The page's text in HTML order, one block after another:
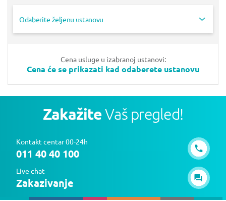
Odaberite željenu ustanovu
Cena usluge u izabranoj ustanovi:
Cena će se prikazati kad odaberete ustanovu
ZakažiteVaš pregled!
Kontakt centar 00-24h
011 40 40 100
Live chat
Zakazivanje